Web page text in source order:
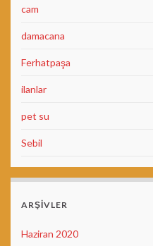
cam
damacana
Ferhatpaşa
ilanlar
pet su
Sebil
ARŞIVLER
Haziran 2020